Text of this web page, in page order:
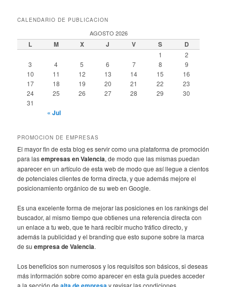
CALENDARIO DE PUBLICACION
AGOSTO 2026
L M X J V S D
1
2
3
4 5 6 7 8
9
10
11 12 13 14 15
16
17
18 19 20 21 22
23
24
25 26 27 28 29
30
31
« Jul
PROMOCION DE EMPRESAS
El mayor fin de esta blog es servir como una plataforma de promoción
para lasempresas en Valencia, de modo que las mismas puedan
aparecer en un artículo de esta web de modo que así llegue a cientos
de potenciales clientes de forma directa, y que además mejore el
posicionamiento orgánico de su web en Google.
Es una excelente forma de mejorar las posiciones en los rankings del
buscador, al mismo tiempo que obtienes una referencia directa con
un enlace a tu web, que te hará recibir mucho tráfico directo, y
además la publicidad y el branding que esto supone sobre la marca
de suempresa de Valencia.
Los beneficios son numerosos y los requisitos son básicos, si deseas
más información sobre como aparecer en esta guía puedes acceder